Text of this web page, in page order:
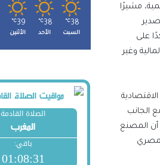
مشيرًا
على
وغير
الجانب
أن المصنع
38
℃
السبت
38
℃
الأحد
39
℃
الأثنين